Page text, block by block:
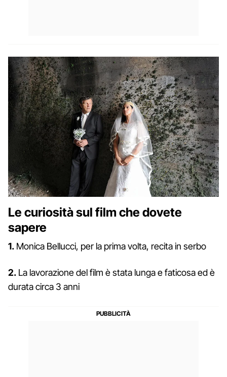
Le curiosità sul film che dovete
sapere
1. Monica Bellucci, per la prima volta, recita in serbo
2. La lavorazione del film è stata lunga e faticosa ed è
durata circa 3 anni